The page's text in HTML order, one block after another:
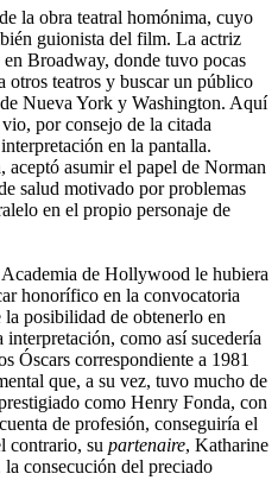
la obra teatral homónima, cuyo
guionista del film. La actriz
Broadway, donde tuvo pocas
otros teatros y buscar un público
Nueva York y Washington. Aquí
por consejo de la citada
en la pantalla.
asumir el papel de Norman
salud motivado por problemas
en el propio personaje de
de Hollywood le hubiera
honorífico en la convocatoria
posibilidad de obtenerlo en
como así sucedería
Óscars correspondiente a 1981
que, a su vez, tuvo mucho de
como Henry Fonda, con
de profesión, conseguiría el
contrario, su partenaire, Katharine
consecución del preciado